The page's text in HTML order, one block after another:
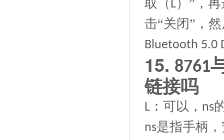
取（ L）”，
击“关闭”，
Bluetooth 5.0
15. 8761
链接吗
L ：可以， ns
ns是指手柄